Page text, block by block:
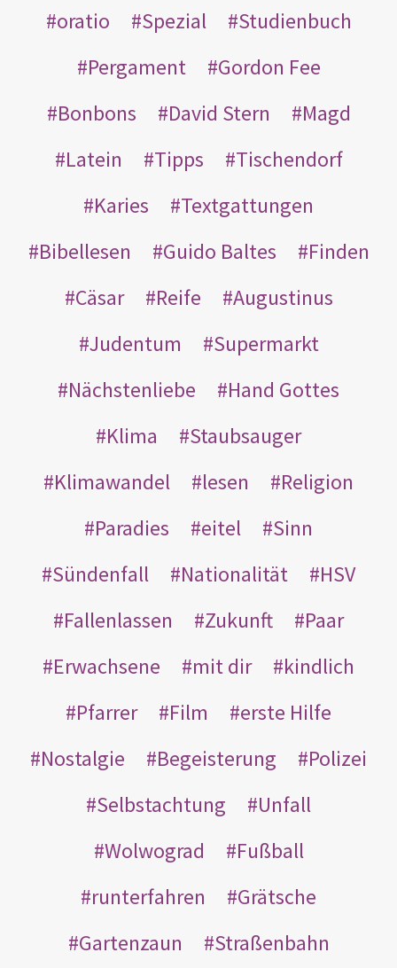
oratio
Spezial
Studienbuch
Pergament
Gordon Fee
Bonbons
David Stern
Magd
Latein
Tipps
Tischendorf
Karies
Textgattungen
Bibellesen
Guido Baltes
Finden
Cäsar
Reife
Augustinus
Judentum
Supermarkt
Nächstenliebe
Hand Gottes
Klima
Staubsauger
Klimawandel
lesen
Religion
Paradies
eitel
Sinn
Sündenfall
Nationalität
HSV
Fallenlassen
Zukunft
Paar
Erwachsene
mit dir
kindlich
Pfarrer
Film
erste Hilfe
Nostalgie
Begeisterung
Polizei
Selbstachtung
Unfall
Wolwograd
Fußball
runterfahren
Grätsche
Gartenzaun
Straßenbahn